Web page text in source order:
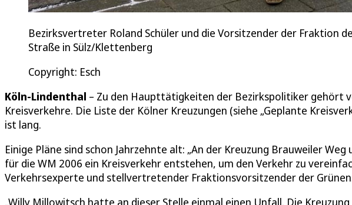
Bezirksvertreter Roland Schüler und die Vorsitzender der Fraktion
Straße in Sülz/Klettenberg
Copyright: Esch
Köln-Lindenthal – Zu den Haupttätigkeiten der Bezirkspolitiker gehört
Kreisverkehre. Die Liste der Kölner Kreuzungen (siehe „Geplante
ist lang.
Einige Pläne sind schon Jahrzehnte alt: „An der Kreuzung Brauweiler
für die WM 2006 ein Kreisverkehr entstehen, um den Verkehr zu
Verkehrsexperte und stellvertretender Fraktionsvorsitzender der
„Willy Millowitsch hatte an dieser Stelle einmal einen Unfall. Die